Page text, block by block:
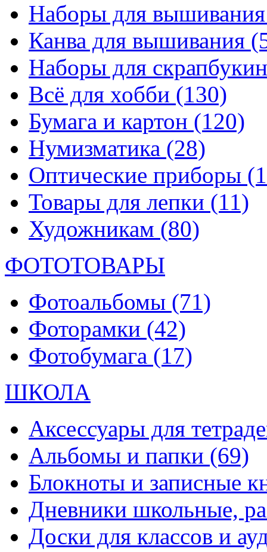
Наборы для
Канва для вышивания
Наборы для
Всё для хобби (130)
Бумага и картон (120)
Нумизматика (28)
Оптические приборы
Товары для лепки (11)
Художникам (80)
ФОТОТОВАРЫ
Фотоальбомы (71)
Фоторамки (42)
Фотобумага (17)
ШКОЛА
Аксессуары для
Альбомы и папки (69)
Блокноты и записные
Дневники школьные,
Доски для классов и